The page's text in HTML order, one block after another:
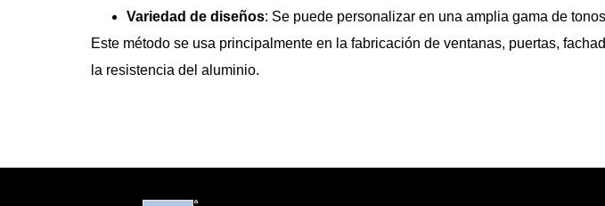
Variedad de diseños: Se puede personalizar en una amplia gama de
Este método se usa principalmente en la fabricación de ventanas, puertas,
la resistencia del aluminio.